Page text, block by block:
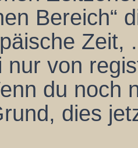
Bereich“
Zeit,
nur von
du noch
dies